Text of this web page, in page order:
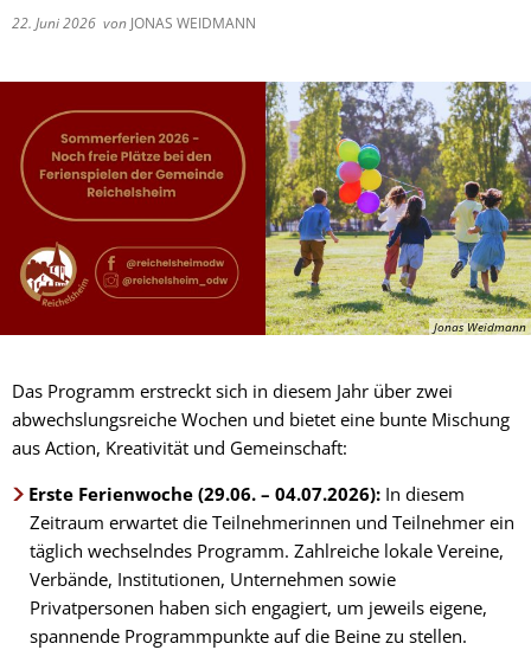
22. Juni 2026 von JONAS WEIDMANN
Jonas Weidmann
Das Programm erstreckt sich in diesem Jahr über zwei
abwechslungsreiche Wochen und bietet eine bunte Mischung
aus Action, Kreativität und Gemeinschaft:
Erste Ferienwoche (29.06. – 04.07.2026): In diesem
Zeitraum erwartet die Teilnehmerinnen und Teilnehmer ein
täglich wechselndes Programm. Zahlreiche lokale Vereine,
Verbände, Institutionen, Unternehmen sowie
Privatpersonen haben sich engagiert, um jeweils eigene,
spannende Programmpunkte auf die Beine zu stellen.